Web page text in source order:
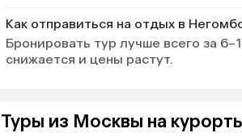
Как отправиться на отдых в
Бронировать тур лучше всего за
снижается и цены растут.
Туры из Москвы на